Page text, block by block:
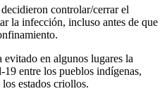
controlar/cerrar el
la infección, incluso antes de que
en algunos lugares la
entre los pueblos indígenas,
estados criollos.